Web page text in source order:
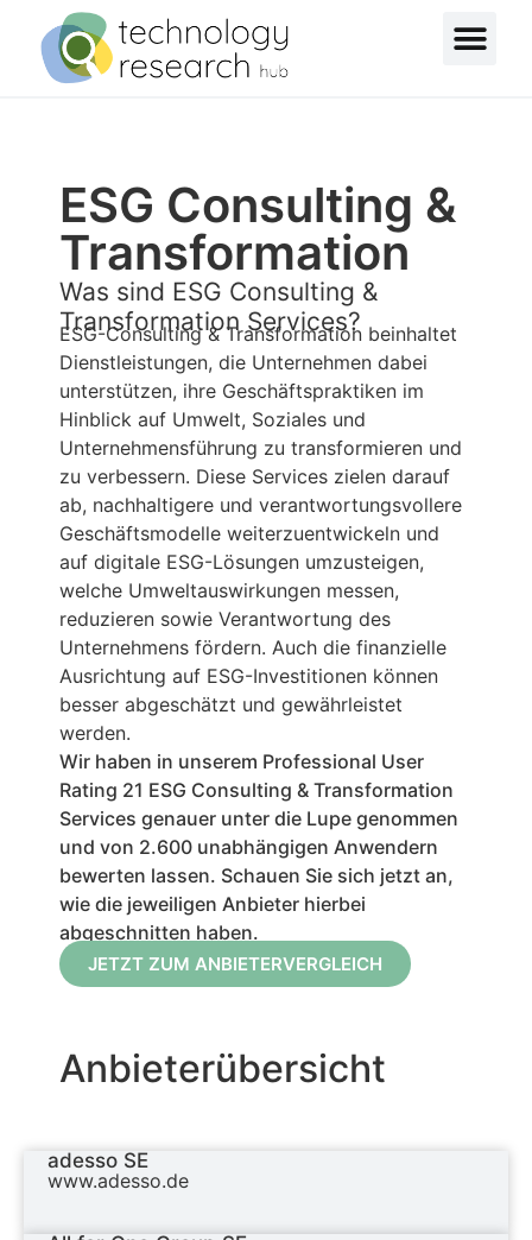
ESG Consulting &
Transformation
Was sind ESG Consulting &
Transformation Services?
ESG-Consulting & Transformation beinhaltet
Dienstleistungen, die Unternehmen dabei
unterstützen, ihre Geschäftspraktiken im
Hinblick auf Umwelt, Soziales und
Unternehmensführung zu transformieren und
zu verbessern. Diese Services zielen darauf
ab, nachhaltigere und verantwortungsvollere
Geschäftsmodelle weiterzuentwickeln und
auf digitale ESG-Lösungen umzusteigen,
welche Umweltauswirkungen messen,
reduzieren sowie Verantwortung des
Unternehmens fördern. Auch die finanzielle
Ausrichtung auf ESG-Investitionen können
besser abgeschätzt und gewährleistet
werden.
Wir haben in unserem Professional User
Rating 21 ESG Consulting & Transformation
Services genauer unter die Lupe genommen
und von 2.600 unabhängigen Anwendern
bewerten lassen. Schauen Sie sich jetzt an,
wie die jeweiligen Anbieter hierbei
abgeschnitten haben.
JETZT ZUM ANBIETERVERGLEICH
Anbieterübersicht
adesso SE
www.adesso.de